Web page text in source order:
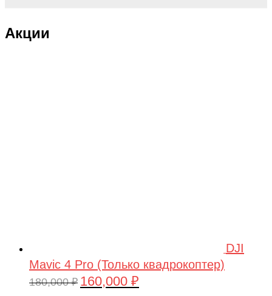
Акции
DJI
Mavic 4 Pro (Только квадрокоптер)
180,000₽ Первоначальная
160,000 ₽